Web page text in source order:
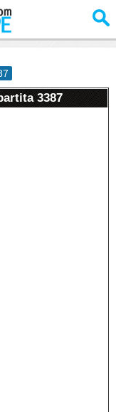
3387